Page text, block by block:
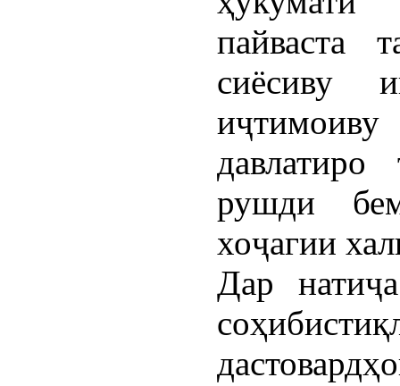
пайваста
сиёсиву
рушди
хоҷагии
Дар